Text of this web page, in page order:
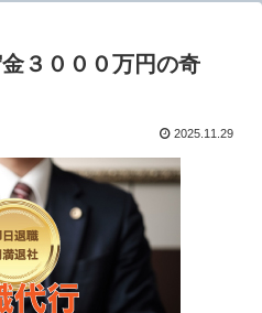
３０００万円の奇
2025.11.29